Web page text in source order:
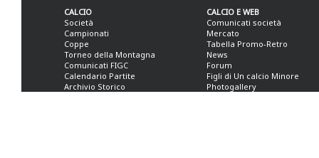
CALCIO
Società
Campionati
Coppe
Torneo della Montagna
Comunicati FIGC
Calendario Partite
Archivio Storico
CALCIO E WEB
Comunicati società
Mercato
Tabella Promo-Retro
News
Forum
Figli di Un calcio Minore
Photogallery